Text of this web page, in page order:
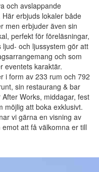
och avslappande
erbjuds lokaler både
men erbjuder även sin
perfekt för föreläsningar,
och ljussystem gör att
och som
eventets karaktär.
i form av 233 rum och 792
sin restaurang & bar
Works, middagar, fest
möjlig att boka exklusivt.
vi gärna en visning av
att få välkomna er till